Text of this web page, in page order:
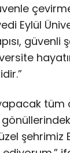
Eylül
güvenli
tüm
şehrimiz